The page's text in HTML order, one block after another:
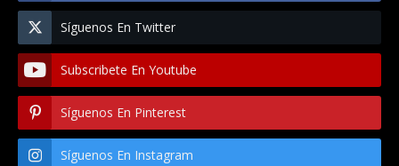
Síguenos En Twitter
Subscribete En Youtube
Síguenos En Pinterest
Síguenos En Instagram